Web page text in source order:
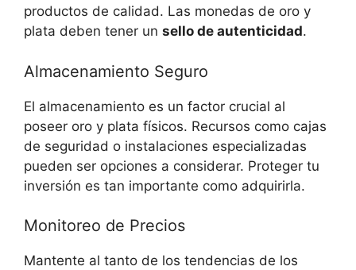
productos⁤ de calidad. Las ‌monedas ‍de oro‌ y
plata deben tener un sello de‌ autenticidad.
Almacenamiento ⁢Seguro
El almacenamiento⁤ es un factor‌ crucial al
poseer oro y plata físicos. Recursos como cajas
de seguridad ⁣o instalaciones especializadas
pueden ser ⁣opciones a considerar. Proteger tu
inversión es tan importante como adquirirla.
Monitoreo de Precios
Mantente al tanto de los tendencias de⁢ los